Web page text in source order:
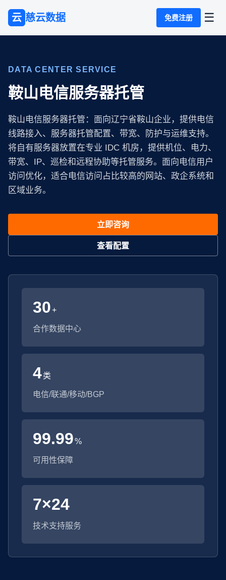
云 慈云数据 免费注册 ☰
DATA CENTER SERVICE
鞍山电信服务器托管
鞍山电信服务器托管：面向辽宁省鞍山企业，提供电信
线路接入、服务器托管配置、带宽、防护与运维支持。
将自有服务器放置在专业 IDC 机房，提供机位、电力、
带宽、IP、巡检和远程协助等托管服务。面向电信用户
访问优化，适合电信访问占比较高的网站、政企系统和
区域业务。
立即咨询
查看配置
30+
合作数据中心
4类
电信/联通/移动/BGP
99.99%
可用性保障
7×24
技术支持服务